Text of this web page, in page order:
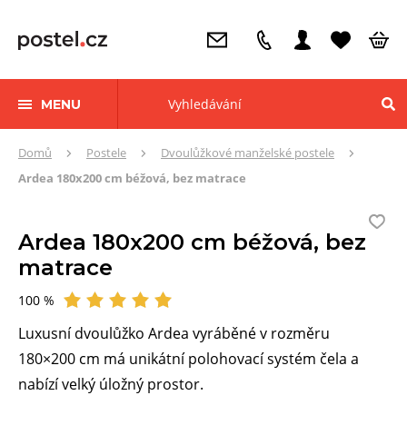
MENU
ZdeDomů Postele
Dvoulůžkové manželské postele
Ardea 180x200 cm béžová, bez matrace
Ardea 180x200 cm béžová, bez
matrace
Hodnocení
100 %
Luxusní dvoulůžko Ardea vyráběné v rozměru
180×200 cm má unikátní polohovací systém čela a
nabízí velký úložný prostor.